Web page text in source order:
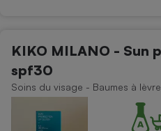
KIKO MILANO - Sun
spf30
Soins du visage - Baumes à